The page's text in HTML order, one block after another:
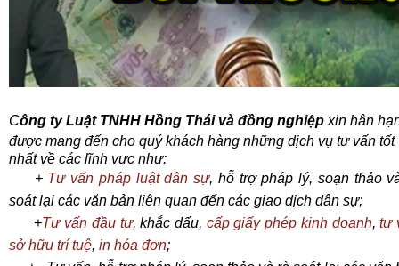
Công ty Luật TNHH Hồng Thái và đồng nghiệp xin hân
được mang đến cho quý khách hàng những dịch vụ tư vấn tốt
nhất về các lĩnh vực như:
+ Tư vấn pháp luật dân sự, hỗ trợ pháp lý, soạn thảo
soát lại các văn bản liên quan đến các giao dịch dân sự;
+Tư vấn đầu tư, khắc dấu, cấp giấy phép kinh doanh,tư
sở hữu trí tuệ, in hóa đơn;